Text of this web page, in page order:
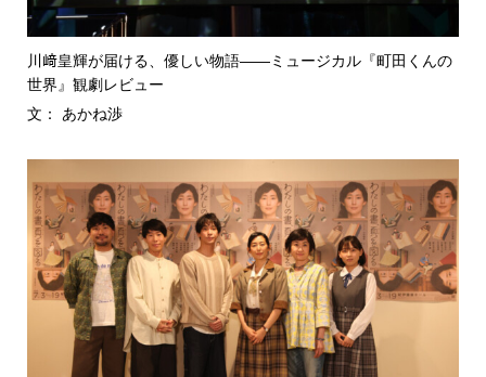
川﨑皇輝が届ける、優しい物語――ミュージカル『町田くんの
世界』観劇レビュー
文： あかね渉